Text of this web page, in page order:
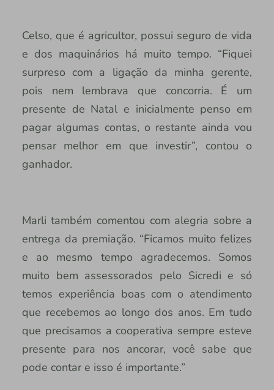
Celso, que é agricultor, possui seguro de vida
e dos maquinários há muito tempo. “Fiquei
surpreso com a ligação da minha gerente,
pois nem lembrava que concorria. É um
presente de Natal e inicialmente penso em
pagar algumas contas, o restante ainda vou
pensar melhor em que investir”, contou o
ganhador.
Marli também comentou com alegria sobre a
entrega da premiação. “Ficamos muito felizes
e ao mesmo tempo agradecemos. Somos
muito bem assessorados pelo Sicredi e só
temos experiência boas com o atendimento
que recebemos ao longo dos anos. Em tudo
que precisamos a cooperativa sempre esteve
presente para nos ancorar, você sabe que
pode contar e isso é importante.”